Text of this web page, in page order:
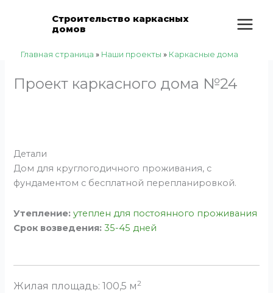
содержимому
Строительство каркасных
домов
Главная страница » Наши проекты » Каркасные дома
Проект каркасного дома №24
Детали
Дом для круглогодичного проживания, с
фундаментом c бесплатной перепланировкой.
Утепление: утеплен для постоянного проживания
Срок возведения: 35-45 дней
Жилая площадь: 100,5 м2
каркасного
№24